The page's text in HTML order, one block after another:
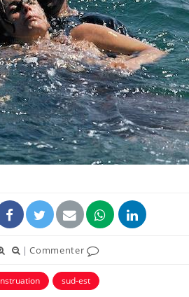
|Commenter
sud-est